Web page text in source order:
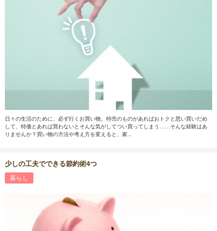
日々の生活のために、必ず行くお買い物。特売のものがあればおトクと思い買いだめ
して、特価とあれば買わないとそんな気がしてつい買ってしまう……そんな経験はあ
りませんか？買い物の方法や考え方を変えると、家...
少しの工夫でできる節約術4つ
暮らし